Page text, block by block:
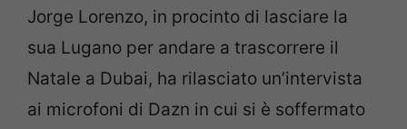
Jorge Lorenzo, in procinto di lasciare la
sua Lugano per andare a trascorrere il
Natale a Dubai, ha rilasciato un’intervista
ai microfoni di Dazn in cui si è soffermato